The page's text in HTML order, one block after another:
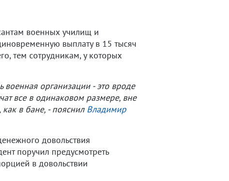
военных училищ и
выплату в 15 тысяч
тем сотрудникам, у которых
организации - это вроде
все в одинаковом размере, вне
в бане, - пояснил Владимир
довольствия
поручил предусмотреть
в довольствии